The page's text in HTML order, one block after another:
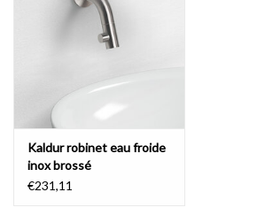
Accessoires de salle de bain
pièce de rechange
Kaldur robinet eau froide
inox brossé
€231,11